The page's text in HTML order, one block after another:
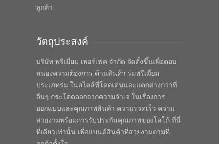
ลูกค้า
วัตถุประสงค์
บริษัท พรีเมี่ยม เพอร์เฟค จำกัด จัดตั้งขึ้นเพื่อตอบ
สนองความต้องการ ด้านสินค้า ร่มพรีเมี่ยม
ประเภทร่ม ในสไตล์ที่โดดเด่นและแตกต่างกว่าที่
อื่นๆ กระโดดออกจากความจำเจ ในเรื่องการ
ออกแบบและคุณภาพสินค้า ความรวดเร็ว ความ
สวยงามพร้อมการรับประกันคุณภาพของโลโก้ ที่นี่
ที่เดียวเท่านั้น เพื่อแบนด์สินค้าที่สวยงามตามที่